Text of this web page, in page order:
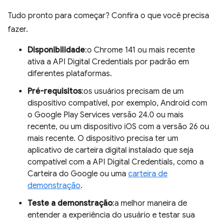
Tudo pronto para começar? Confira o que você precisa
fazer.
Disponibilidade:o Chrome 141 ou mais recente
ativa a API Digital Credentials por padrão em
diferentes plataformas.
Pré-requisitos:os usuários precisam de um
dispositivo compatível, por exemplo, Android com
o Google Play Services versão 24.0 ou mais
recente, ou um dispositivo iOS com a versão 26 ou
mais recente. O dispositivo precisa ter um
aplicativo de carteira digital instalado que seja
compatível com a API Digital Credentials, como a
Carteira do Google ou uma carteira de
demonstração.
Teste a demonstração:a melhor maneira de
entender a experiência do usuário e testar sua